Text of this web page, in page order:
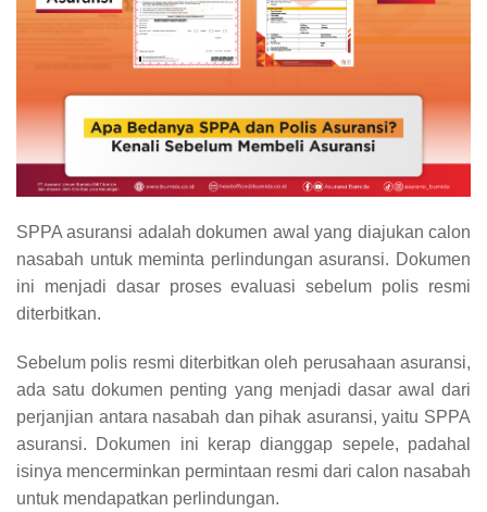
SPPA asuransi adalah dokumen awal yang diajukan calon
nasabah untuk meminta perlindungan asuransi. Dokumen
ini menjadi dasar proses evaluasi sebelum polis resmi
diterbitkan.
Sebelum polis resmi diterbitkan oleh perusahaan asuransi,
ada satu dokumen penting yang menjadi dasar awal dari
perjanjian antara nasabah dan pihak asuransi, yaitu SPPA
asuransi. Dokumen ini kerap dianggap sepele, padahal
isinya mencerminkan permintaan resmi dari calon nasabah
untuk mendapatkan perlindungan.